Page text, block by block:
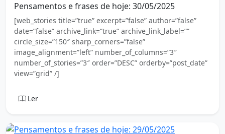
Pensamentos e frases de hoje: 30/05/2025
[web_stories title=”true” excerpt=”false” author=”false”
date=”false” archive_link=”true” archive_link_label=””
circle_size=”150″ sharp_corners=”false”
image_alignment=”left” number_of_columns=”3″
number_of_stories=”3″ order=”DESC” orderby=”post_date”
view=”grid” /]
Ler